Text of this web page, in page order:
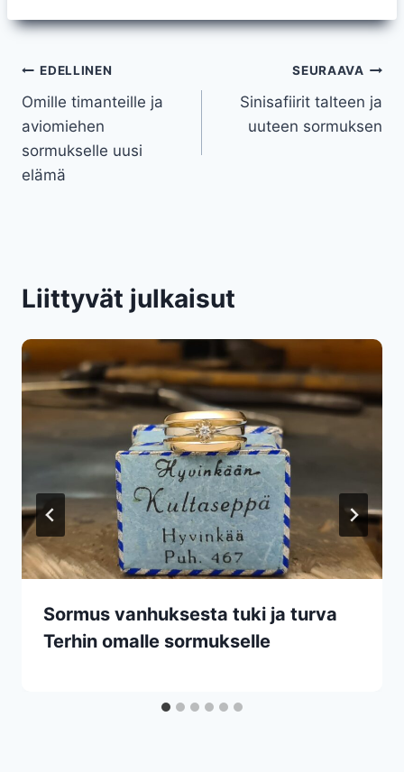
Artikkelien
selaus
EDELLINEN
Omille timanteille ja
aviomiehen
sormukselle uusi
elämä
SEURAAVA
Sinisafiirit talteen ja
uuteen sormuksen
Liittyvät julkaisut
Sormus vanhuksesta tuki ja turva
Terhin omalle sormukselle